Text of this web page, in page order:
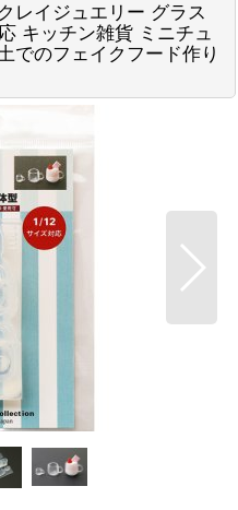
レイジュエリー グラス
キッチン雑貨 ミニチュ
でのフェイクフード作り